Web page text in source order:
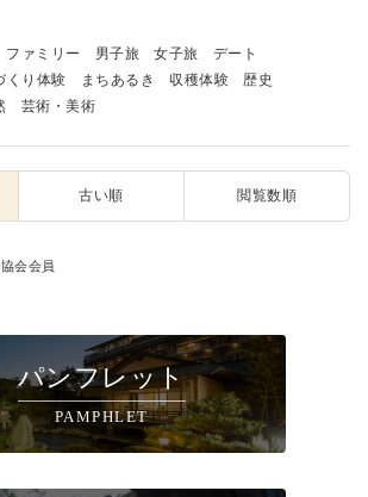
ファミリー 男子旅 女子旅
デート
くり体験 まちあるき 収穫体験
歴史
芸術・美術
古い順 閲覧数順
会会員
パンフレット
PAMPHLET